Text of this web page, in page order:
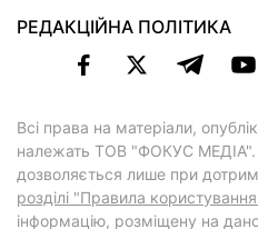
РЕДАКЦІЙНА ПОЛІТИКА
Всі права на матеріали,
належать ТОВ "ФОКУС МЕДІА".
дозволяється лише при
розділі "Правила
інформацію, розміщену на